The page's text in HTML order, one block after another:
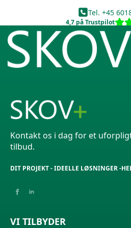
Tel. +45
4,7 på Trustpilot
Ring til os
Kontakt os i dag for et
tilbud.
DIT PROJEKT - IDEELLE LØSNINGER -
VI TILBYDER